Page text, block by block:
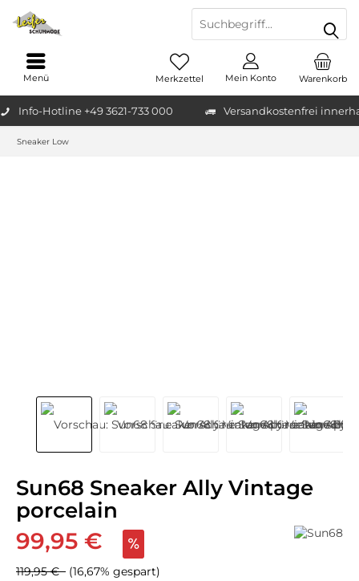
Info-Hotline +49 3621-733 000 Versandkostenfrei
Warenkorb
Merkzettel Mein Konto
Menü
Sneaker Low
Sun68 Sneaker Ally Vintage
porcelain
99,95 €
119,95 € (16,67% gespart)